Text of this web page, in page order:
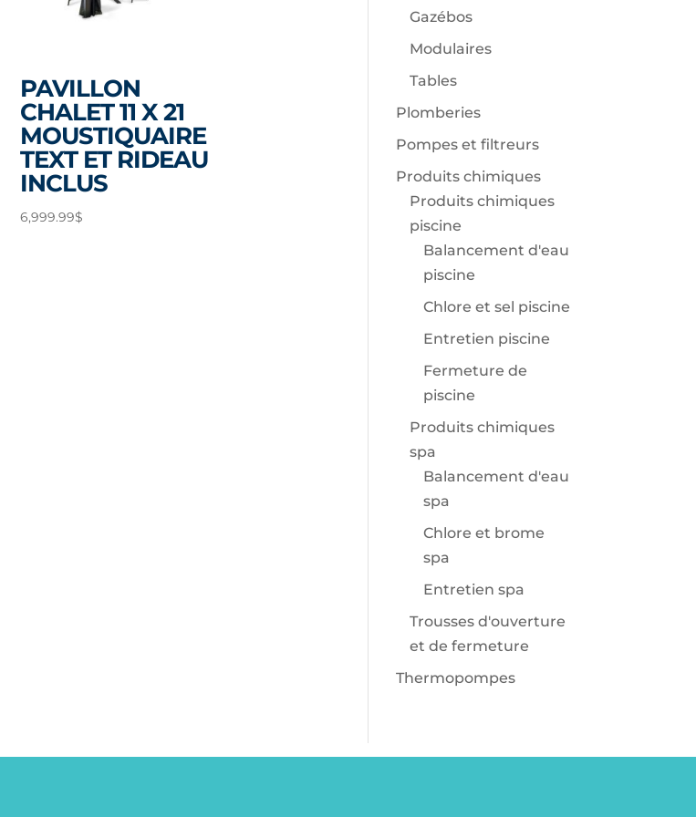
PAVILLON
CHALET 11 X 21
MOUSTIQUAIRE
TEXT ET RIDEAU
INCLUS
6,999.99$
Gazébos
Modulaires
Tables
Plomberies
Pompes et filtreurs
Produits chimiques
Produits chimiques
piscine
Balancement d'eau
piscine
Chlore et sel piscine
Entretien piscine
Fermeture de
piscine
Produits chimiques
spa
Balancement d'eau
spa
Chlore et brome
spa
Entretien spa
Trousses d'ouverture
et de fermeture
Thermopompes